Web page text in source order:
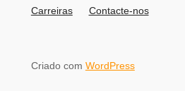
Carreiras
Contacte-nos
Criado com WordPress